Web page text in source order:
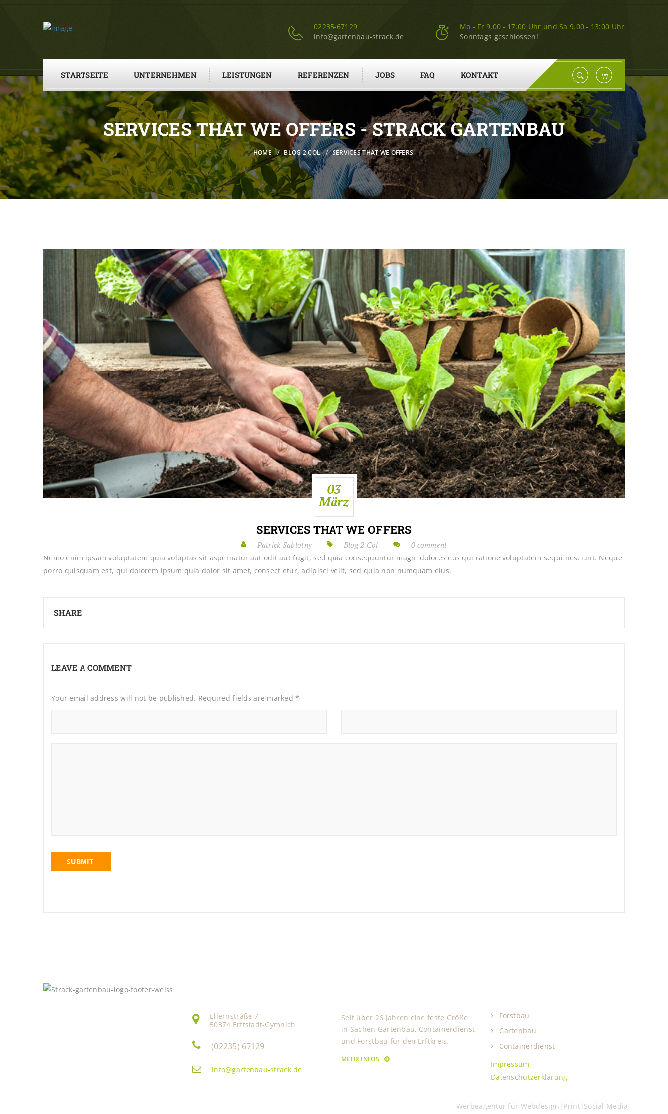
02235-67129
info@gartenbau-strack.de
Mo - Fr 9.00 - 17.00 Uhr und Sa 9.00 - 13:00 Uhr
Sonntags geschlossen!
STARTSEITE UNTERNEHMEN LEISTUNGEN REFERENZEN JOBS FAQ KONTAKT
SERVICES THAT WE OFFERS - STRACK GARTENBAU
HOME BLOG 2 COL SERVICES THAT WE OFFERS
03
März
SERVICES THAT WE OFFERS
Patrick Sablotny Blog 2 Col 0 comment
Nemo enim ipsam voluptatem quia voluptas sit aspernatur aut odit aut fugit, sed quia consequuntur magni dolores eos qui ratione voluptatem sequi nesciunt. Neque
porro quisquam est, qui dolorem ipsum quia dolor sit amet, consect etur, adipisci velit, sed quia non numquam eius.
SHARE
LEAVE A COMMENT
Your email address will not be published. Required fields are marked*
Ellernstraße 7
50374 Erftstadt-Gymnich
(02235) 67129
info@gartenbau-strack.de
Seit über 26 Jahren eine feste Größe
in Sachen Gartenbau, Containerdienst
und Forstbau für den Erftkreis.
MEHR INFOS
Forstbau
Gartenbau
Containerdienst
Impressum
Datenschutzerklärung
Werbeagentur für Webdesign|Print|Social Media